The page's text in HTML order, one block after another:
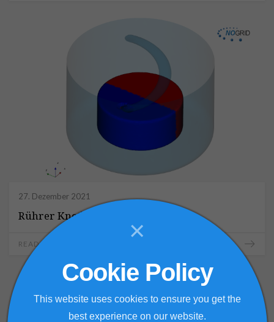
27. Dezember 2021
Rührer Knethaken
READ MORE ×
Cookie Policy
This website uses cookies to ensure you get the
best experience on our website.